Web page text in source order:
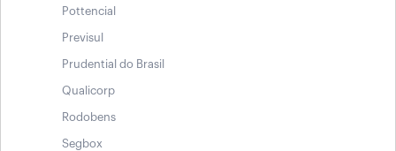
Pottencial
Previsul
Prudential do Brasil
Qualicorp
Rodobens
Segbox